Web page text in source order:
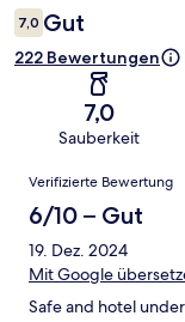
7,0 Gut
222 Bewertungen
7,0
Sauberkeit
Bewertungen
Verifizierte Bewertung
6/10 – Gut
19. Dez. 2024
Mit Google
Safe and hotel